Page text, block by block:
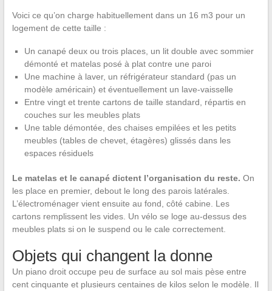
Voici ce qu’on charge habituellement dans un 16 m3 pour un
logement de cette taille :
Un canapé deux ou trois places, un lit double avec sommier
démonté et matelas posé à plat contre une paroi
Une machine à laver, un réfrigérateur standard (pas un
modèle américain) et éventuellement un lave-vaisselle
Entre vingt et trente cartons de taille standard, répartis en
couches sur les meubles plats
Une table démontée, des chaises empilées et les petits
meubles (tables de chevet, étagères) glissés dans les
espaces résiduels
Le matelas et le canapé dictent l’organisation du reste. On
les place en premier, debout le long des parois latérales.
L’électroménager vient ensuite au fond, côté cabine. Les
cartons remplissent les vides. Un vélo se loge au-dessus des
meubles plats si on le suspend ou le cale correctement.
Objets qui changent la donne
Un piano droit occupe peu de surface au sol mais pèse entre
cent cinquante et plusieurs centaines de kilos selon le modèle. Il